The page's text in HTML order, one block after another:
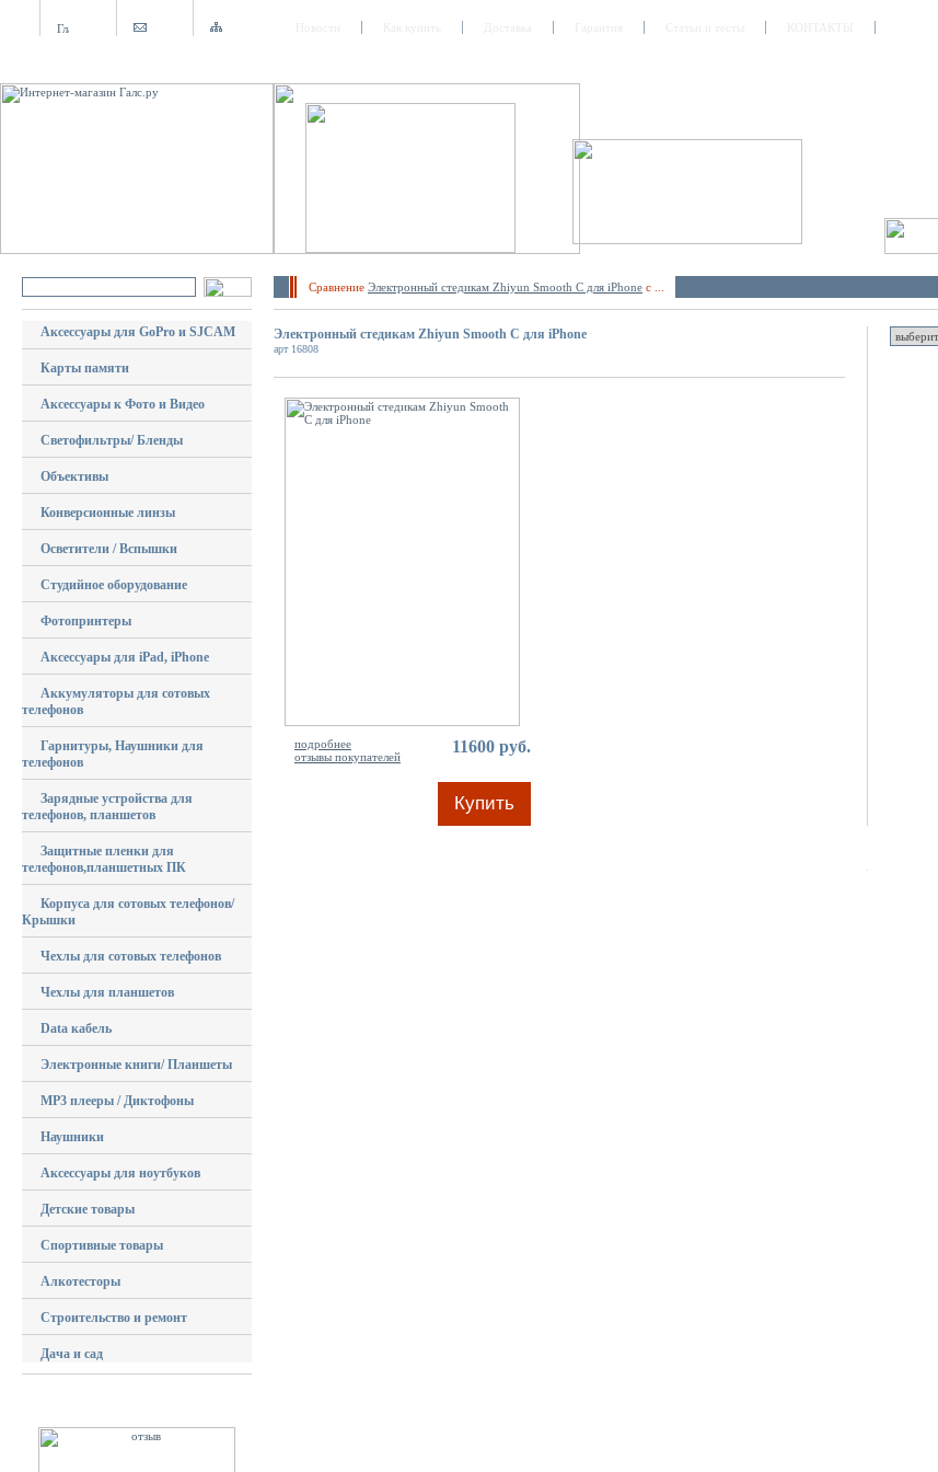
Сравнение Электронный стедикам Zhiyun Smooth C для iPhone с ...
Аксессуары для GoPro и SJCAM
Карты памяти
Аксессуары к Фото и Видео
Светофильтры/ Бленды
Объективы
Конверсионные линзы
Осветители / Вспышки
Студийное оборудование
Фотопринтеры
Аксессуары для iPad, iPhone
Аккумуляторы для сотовых
телефонов
Гарнитуры, Наушники для
телефонов
Зарядные устройства для
телефонов, планшетов
Защитные пленки для
телефонов,планшетных ПК
Корпуса для сотовых телефонов/
Крышки
Чехлы для сотовых телефонов
Чехлы для планшетов
Data кабель
Электронные книги/ Планшеты
MP3 плееры / Диктофоны
Наушники
Аксессуары для ноутбуков
Детские товары
Спортивные товары
Алкотесторы
Строительство и ремонт
Дача и сад
Электронный стедикам Zhiyun Smooth C для iPhone
арт 16808
подробнее
отзывы покупателей
11600 руб.
Купить